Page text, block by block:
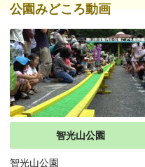
公園みどころ動画
智光山公園
智光山公園